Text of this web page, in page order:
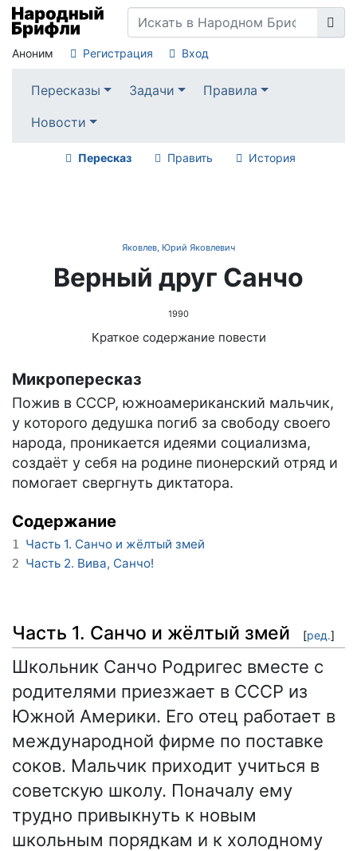
Аноним Регистрация Вход
Пересказы Задачи
Правила
Новости
Пересказ Править История
Яковлев, Юрий Яковлевич
Верный друг Санчо
1990
Краткое содержание повести
Микропересказ
Пожив в СССР, южноамериканский мальчик,
у которого дедушка погиб за свободу своего
народа, проникается идеями социализма,
создаёт у себя на родине пионерский отряд и
помогает свергнуть диктатора.
Содержание
1 Часть 1. Санчо и жёлтый змей
2 Часть 2. Вива, Санчо!
Часть 1. Санчо и жёлтый змей [ред.]
Школьник Санчо Родригес вместе с
родителями приезжает в СССР из
Южной Америки. Его отец работает в
международной фирме по поставке
соков. Мальчик приходит учиться в
советскую школу. Поначалу ему
трудно привыкнуть к новым
школьным порядкам и к холодному